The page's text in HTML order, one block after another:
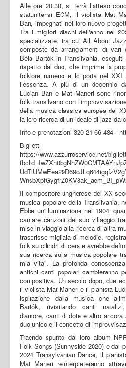
Alle ore 20.30, si terrà l’atteso
statunitensi ECM, il violista Mat
Ban, impegnati nel loro nuovo
Tra i migliori dischi dell'anno nel
specializzate, tra cui All About
composto da arrangiamenti di vari
Béla Bartók in Transilvania,
rispetto dal duo, che imprime la
folklore rumeno e lo porta nel XXI
l’essenza. A più di un decennio
Lucian Ban e Mat Maneri sono
folk transilvano con
della musica classica europea del
la loro ricerca di un ideale di jazz da
Info e prenotazioni 320 21 66 484 -
Biglietti
https://www.azzurroservice.net/
Il compositore ungherese del XX
musica popolare della Transilvania,
Ebbe un'illuminazione nel 1904,
cantare canzoni del suo villaggio
mise in viaggio alla ricerca di altra
trascrisse migliaia di melodie,
folk su cilindri di cera e avrebbe
sua ricerca sulla musica popolare
mia vita". La profonda
antichi canti popolari cambieranno
compositiva. Un secolo dopo, due
il violista Mat Maneri e il pianista
ispirazione dalla musica che
Bartók, rivisitando canti
d'amore, canti di dote e altro
duo unico e il concetto di
Traendo spunto dal loro album
Folk Songs (Sunnyside 2020) e dal
2024 Transylvanian Dance, il
Mat Maneri reinterpreteranno